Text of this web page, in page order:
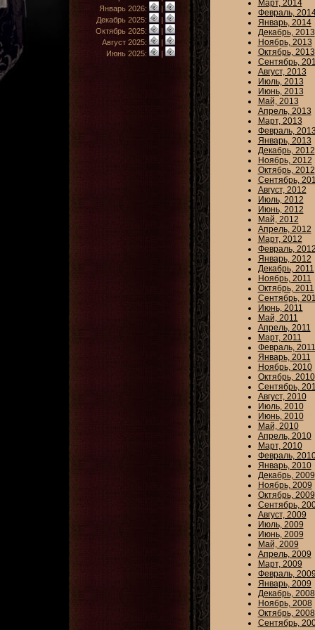
Январь 2026:
|
Декабрь 2025:
|
Октябрь 2025:
|
Август 2025:
|
Июнь 2025:
|
Март, 2014
Февраль,
Январь, 2014
Декабрь, 2013
Ноябрь, 2013
Октябрь, 2013
Сентябрь,
Август, 2013
Июль, 2013
Июнь, 2013
Май, 2013
Апрель, 2013
Март, 2013
Февраль, 2013
Январь, 2013
Декабрь, 2012
Ноябрь, 2012
Октябрь, 2012
Сентябрь,
Август, 2012
Июль, 2012
Июнь, 2012
Май, 2012
Апрель, 2012
Март, 2012
Февраль, 2012
Январь, 2012
Декабрь, 2011
Ноябрь, 2011
Октябрь, 2011
Сентябрь,
Июнь, 2011
Май, 2011
Апрель, 2011
Март, 2011
Февраль, 2011
Январь, 2011
Ноябрь, 2010
Октябрь, 2010
Сентябрь,
Август, 2010
Июль, 2010
Июнь, 2010
Май, 2010
Апрель, 2010
Март, 2010
Февраль,
Январь, 2010
Декабрь, 2009
Ноябрь, 2009
Октябрь, 2009
Сентябрь,
Август, 2009
Июль, 2009
Июнь, 2009
Май, 2009
Апрель, 2009
Март, 2009
Февраль, 2009
Январь, 2009
Декабрь, 2008
Ноябрь, 2008
Октябрь, 2008
Сентябрь,